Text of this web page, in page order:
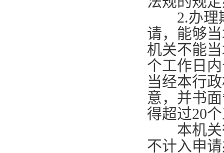
2.办理
请，能够
机关不能
个工作日
当经本行
意，并书
得超过20
本机关
不计入申